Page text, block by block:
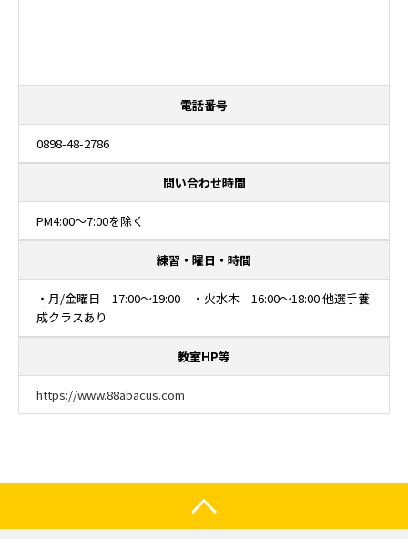
電話番号
0898-48-2786
問い合わせ時間
PM4:00～7:00を除く
練習・曜日・時間
・月/金曜日 17:00～19:00 ・火水木 16:00～18:00 他選手養
成クラスあり
教室HP等
https://www.88abacus.com